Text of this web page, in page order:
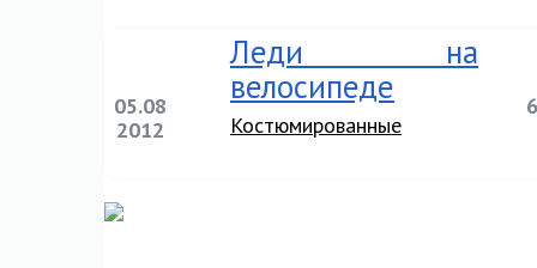
05.08
2012
Леди на
велосипеде
Костюмированные
6